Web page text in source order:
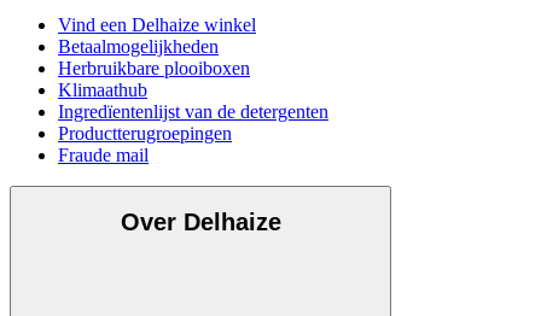
Vind een Delhaize winkel
Betaalmogelijkheden
Herbruikbare plooiboxen
Klimaathub
Ingredïentenlijst van de detergenten
Productterugroepingen
Fraude mail
Over Delhaize